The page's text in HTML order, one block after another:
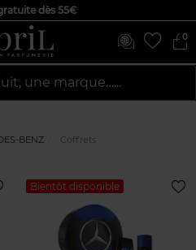
dès 55€
0
une marque…...
BENZ Coffrets
Bientôt disponible